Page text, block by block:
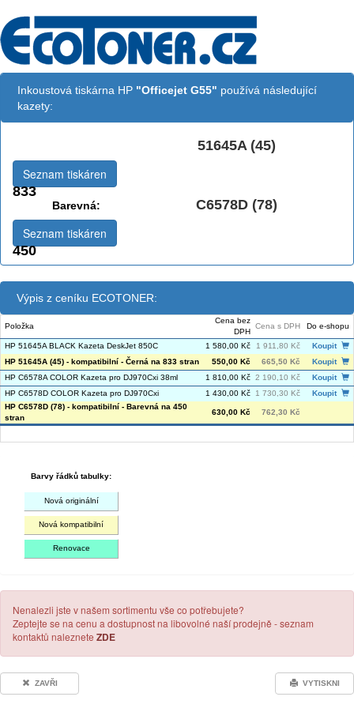
Inkoustová tiskárna HP "Officejet G55" používá následující
kazety:
51645A (45)
833
Seznam tiskáren
Barevná: C6578D (78)
450
Seznam tiskáren
Výpis z ceníku ECOTONER:
Položka
Cena bez
DPH
Cena s DPH Do e-shopu
HP 51645A BLACK Kazeta DeskJet 850C 1 580,00 Kč 1 911,80 Kč
Koupit
HP 51645A (45) - kompatibilní - Černá na 833 stran
550,00 Kč 665,50 Kč
Koupit
HP C6578A COLOR Kazeta pro DJ970Cxi 38ml
1 810,00 Kč 2 190,10 Kč
Koupit
HP C6578D COLOR Kazeta pro DJ970Cxi
1 430,00 Kč 1 730,30 Kč
Koupit
HP C6578D (78) - kompatibilní - Barevná na 450
stran
630,00 Kč 762,30 Kč
Barvy řádků tabulky:
Nová originální
Nová kompatibilní
Renovace
Nenalezli jste v našem sortimentu vše co potřebujete?
Zeptejte se na cenu a dostupnost na libovolné naší prodejně - seznam
kontaktů naleznete ZDE
ZAVŘI VYTISKNI